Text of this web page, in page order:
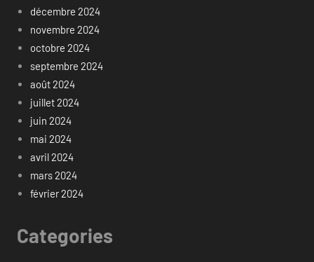
décembre 2024
novembre 2024
octobre 2024
septembre 2024
août 2024
juillet 2024
juin 2024
mai 2024
avril 2024
mars 2024
février 2024
Categories